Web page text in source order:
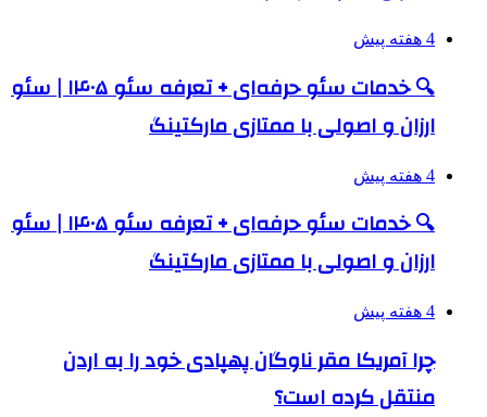
4 هفته پیش
🔍 خدمات سئو حرفه‌ای + تعرفه سئو ۱۴۰۵ | سئو
ارزان و اصولی با ممتازی مارکتینگ
4 هفته پیش
🔍 خدمات سئو حرفه‌ای + تعرفه سئو ۱۴۰۵ | سئو
ارزان و اصولی با ممتازی مارکتینگ
4 هفته پیش
چرا آمریکا مقر ناوگان پهپادی خود را به اردن
منتقل کرده است؟